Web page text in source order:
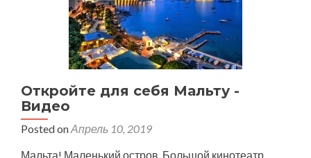
Откройте для себя Мальту -
Видео
Posted onАпрель 10, 2019
Мальта! Маленький остров. Большой кинотеатр